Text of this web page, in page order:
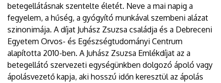
betegellátásnak szentelte életét. Neve a mai napig a
fegyelem, a hűség, a gyógyító munkával szembeni alázat
szinonimája. A díjat Juhász Zsuzsa családja és a Debreceni
Egyetem Orvos- és Egészségtudományi Centrum
alapította 2010-ben. A Juhász Zsuzsa Emlékdíjat az a
betegellátó szervezeti egységünkben dolgozó ápoló vagy
ápolásvezető kapja, aki hosszú időn keresztül az ápolás